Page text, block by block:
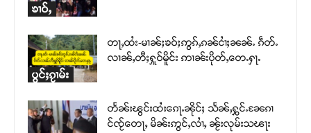
ၶၢဝ်ႇ
ပွင်ႈၵႂၢမ်း
တႃႇထႆး-မၢၼ်ႈၶဝ်ႈဢွၵ်ႇၵၼ်ငၢႆႈၼၼ်ႉ ၵဵတ်ႉ
လၢၼ်ႇတီႈႁူဝ်မိူင်း ဢၢၼ်းပိုတ်ႇတေႉႁႃႉ
တႅၼ်းၽွင်းထႆးၵေႃႉၼိုင်ႈ သႅၼ်ႇႁွင်ႉၼႄၵၢ
င်ၸႂ်တေႃႇ မိၼ်းဢွင်ႇလၢႆႇ ၼႂ်းလုမ်းသၽႃး